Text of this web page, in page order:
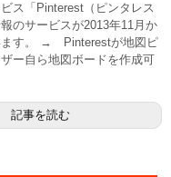
ス「Pinterest（ピンタレス
のサービスが2013年11月か
ます。 → Pinterestが地図ピ
ー自ら地図ボードを作成可
記事を読む